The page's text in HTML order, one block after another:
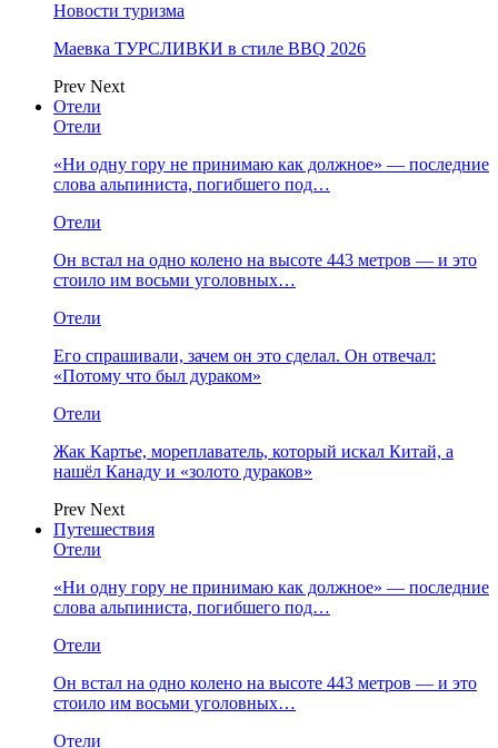
Новости туризма
Маевка ТУРСЛИВКИ в стиле BBQ 2026
Prev Next
Отели
Отели
«Ни одну гору не принимаю как должное» — последние
слова альпиниста, погибшего под…
Отели
Он встал на одно колено на высоте 443 метров — и это
стоило им восьми уголовных…
Отели
Его спрашивали, зачем он это сделал. Он отвечал:
«Потому что был дураком»
Отели
Жак Картье, мореплаватель, который искал Китай, а
нашёл Канаду и «золото дураков»
Prev Next
Путешествия
Отели
«Ни одну гору не принимаю как должное» — последние
слова альпиниста, погибшего под…
Отели
Он встал на одно колено на высоте 443 метров — и это
стоило им восьми уголовных…
Отели